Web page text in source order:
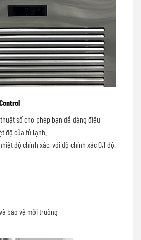
số cho phép bạn dễ dàng điều
độ của tủ lạnh.
độ chính xác, với độ chính xác 0,1 độ.
bảo vệ môi trường